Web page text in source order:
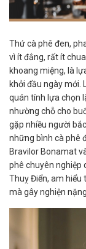
Thứ cà phê đen,
vì ít đắng, rất ít
khoang miệng, là
khởi đầu ngày mới.
quán tính lựa chọn
nhường chỗ cho
gặp nhiều người
những bình cà phê
Bravilor Bonamat
phê chuyên nghiệp
Thuỵ Điển, am hiểu
mà gây nghiện